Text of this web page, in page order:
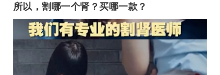
所以，割哪一个肾？买哪一款？